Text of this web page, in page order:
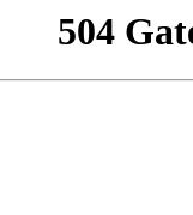
504